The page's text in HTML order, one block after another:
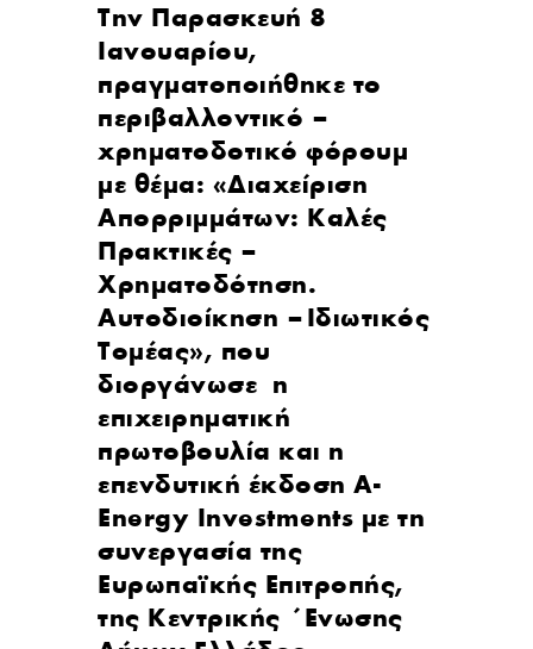
Την Παρασκευή 8
Ιανουαρίου,
πραγματοποιήθηκε το
περιβαλλοντικό –
χρηματοδοτικό φόρουμ
με θέμα: «Διαχείριση
Απορριμμάτων: Καλές
Πρακτικές –
Χρηματοδότηση.
Αυτοδιοίκηση – Ιδιωτικός
Τομέας», που
διοργάνωσε η
επιχειρηματική
πρωτοβουλία και η
επενδυτική έκδοση Α-
Energy Ιnvestments με τη
συνεργασία της
Ευρωπαϊκής Επιτροπής,
της Κεντρικής ΄Ενωσης